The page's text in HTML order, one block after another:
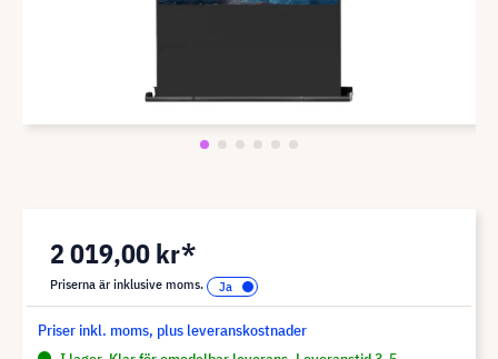
2 019,00 kr*
Priserna är inklusive moms.
Priser inkl. moms, plus leveranskostnader